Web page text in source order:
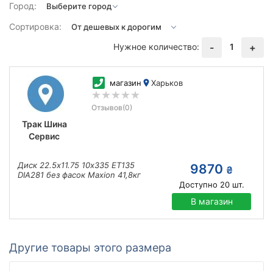
Город:
Сортировка:
Нужное количество:
- 1 +
Трак Шина
Сервис
магазин Харьков
Отзывов(0)
Диск 22.5х11.75 10х335 ЕТ135
DIA281 без фасок Maxion 41,8кг
9870 ₴
Доступно 20шт.
В магазин
Другие товары этого размера